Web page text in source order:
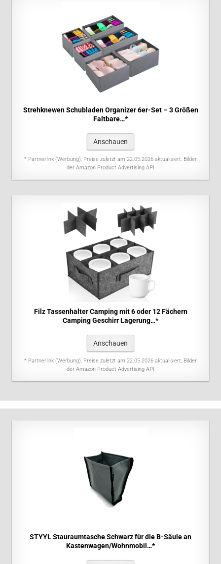
Strehknewen Schubladen Organizer 6er-Set – 3 Größen
Faltbare…*
Anschauen
* Partnerlink (Werbung), Preise zuletzt am 22.05.2026 aktualisiert, Bilder
der Amazon Product Advertising API
Filz Tassenhalter Camping mit 6 oder 12 Fächern
Camping Geschirr Lagerung…*
Anschauen
* Partnerlink (Werbung), Preise zuletzt am 22.05.2026 aktualisiert, Bilder
der Amazon Product Advertising API
STYYL Stauraumtasche Schwarz für die B-Säule an
Kastenwagen/Wohnmobil…*